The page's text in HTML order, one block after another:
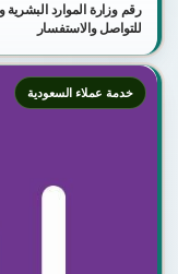
للتواصل والاستفسار
خدمة عملاء السعودية